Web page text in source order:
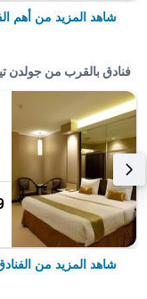
شاهد المزيد من أهم
فنادق بالقرب من جولدن
شاهد المزيد من